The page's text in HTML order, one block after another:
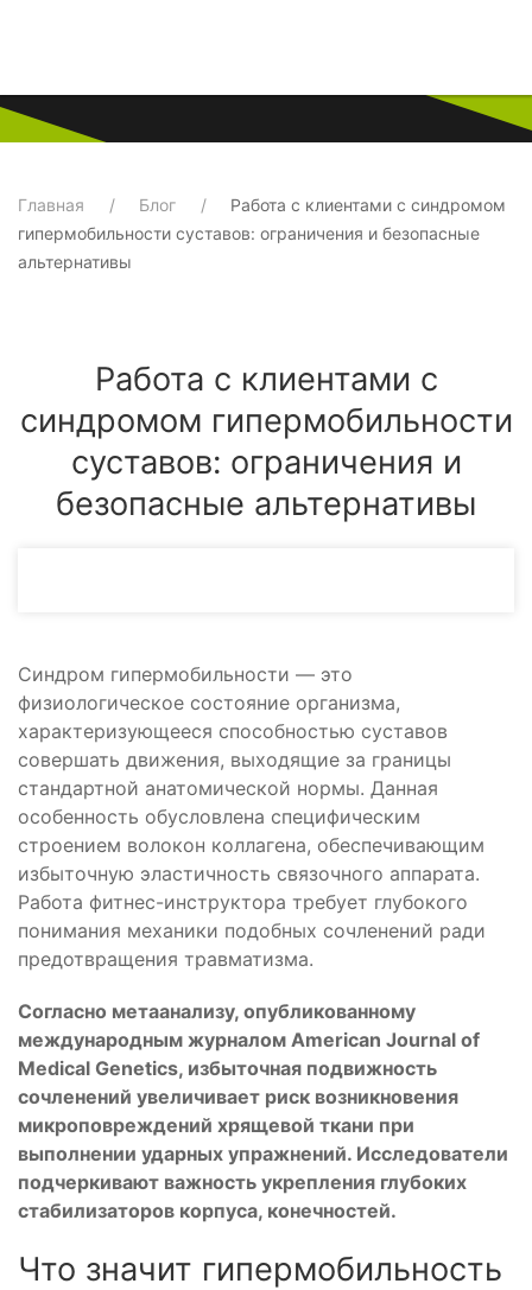
Главная Блог
Работа с клиентами с синдромом
гипермобильности суставов: ограничения и безопасные
альтернативы
Работа с клиентами с
синдромом гипермобильности
суставов: ограничения и
безопасные альтернативы
Синдром гипермобильности — это
физиологическое состояние организма,
характеризующееся способностью суставов
совершать движения, выходящие за границы
стандартной анатомической нормы. Данная
особенность обусловлена специфическим
строением волокон коллагена, обеспечивающим
избыточную эластичность связочного аппарата.
Работа фитнес-инструктора требует глубокого
понимания механики подобных сочленений ради
предотвращения травматизма.
Согласно метаанализу, опубликованному
международным журналом American Journal of
Medical Genetics, избыточная подвижность
сочленений увеличивает риск возникновения
микроповреждений хрящевой ткани при
выполнении ударных упражнений. Исследователи
подчеркивают важность укрепления глубоких
стабилизаторов корпуса, конечностей.
Что значит гипермобильность